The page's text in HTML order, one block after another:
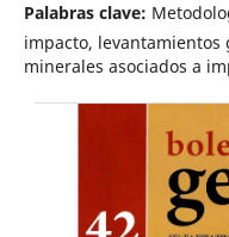
Palabras clave:
impacto, levantamientos
minerales asociados a